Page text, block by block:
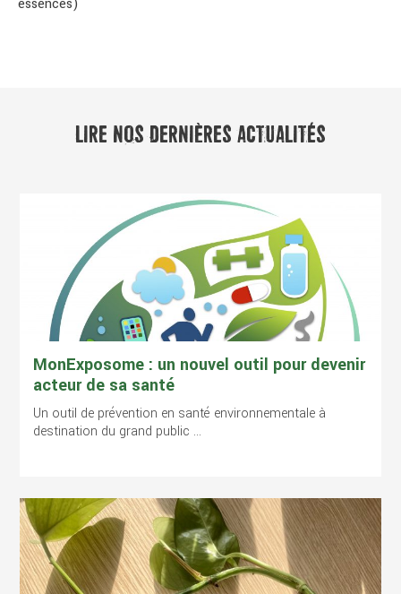
essences)
LIRE NOS DERNIÈRES ACTUALITÉS
MonExposome : un nouvel outil pour devenir
acteur de sa santé
Un outil de prévention en santé environnementale à
destination du grand public ...